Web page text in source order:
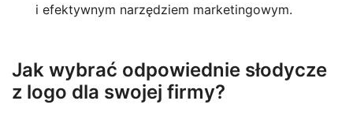
i efektywnym narzędziem marketingowym.
Jak wybrać odpowiednie słodycze
z logo dla swojej firmy?